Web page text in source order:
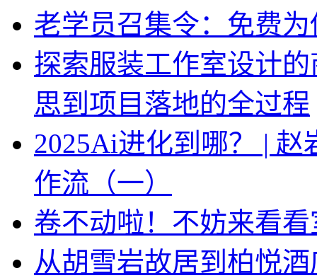
老学员召集令：免费
探索服装工作室设计
思到项目落地的全过程
2025Ai进化到哪？ |
作流（一）
卷不动啦！不妨来看
从胡雪岩故居到柏悦